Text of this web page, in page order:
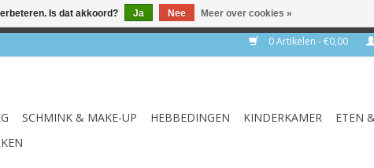
0 Artikelen - €0,00
SCHMINK & MAKE-UP HEBBEDINGEN KINDERKAMER
ETEN
Is dat akkoord? Ja Nee Meer over cookies »
vanaf €75 ✔ Levertijd 1-3 werkdagen